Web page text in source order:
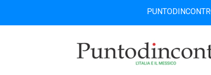
PUNTODINCONTRO, EL